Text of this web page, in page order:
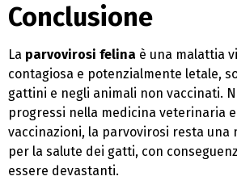
Conclusione
La parvovirosi felina è una malattia
contagiosa e potenzialmente letale,
gattini e negli animali non vaccinati.
progressi nella medicina veterinaria e
vaccinazioni, la parvovirosi resta una
per la salute dei gatti, con
essere devastanti.